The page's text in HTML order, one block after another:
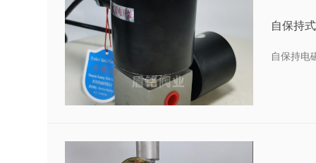
自保持
自保持电